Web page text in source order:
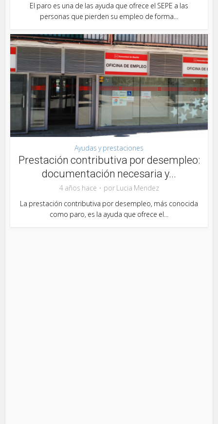
El paro es una de las ayuda que ofrece el SEPE a las
personas que pierden su empleo de forma...
Ayudas y prestaciones
Prestación contributiva por desempleo:
documentación necesaria y...
4 años hace por Lucia Mendez
La prestación contributiva por desempleo, más conocida
como paro, es la ayuda que ofrece el...